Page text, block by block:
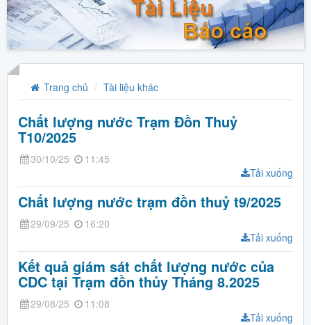
Trang chủ Tài liệu khác
Chất lượng nước Trạm Đồn Thuỷ
T10/2025
30/10/25
11:45
Tải xuống
Chất lượng nước trạm đồn thuỷ t9/2025
29/09/25
16:20
Tải xuống
Kết quả giám sát chất lượng nước của
CDC tại Trạm đồn thủy Tháng 8.2025
29/08/25
11:08
Tải xuống